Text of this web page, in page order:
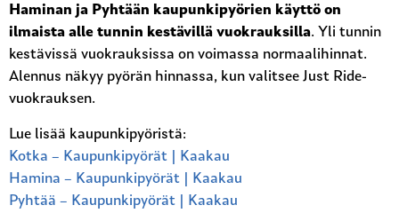
Haminan ja Pyhtään kaupunkipyörien käyttö on
ilmaista alle tunnin kestävillä vuokrauksilla. Yli tunnin
kestävissä vuokrauksissa on voimassa normaalihinnat.
Alennus näkyy pyörän hinnassa, kun valitsee Just Ride-
vuokrauksen.
Lue lisää kaupunkipyöristä:
Kotka – Kaupunkipyörät | Kaakau
Hamina – Kaupunkipyörät | Kaakau
Pyhtää – Kaupunkipyörät | Kaakau